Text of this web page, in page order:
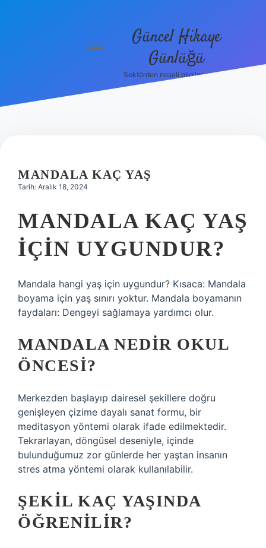
Hakkımızda
menüyü
Güncel Hikaye
Günlüğü
Sektörden neşeli bilgilerle tanış!
MANDALA KAÇ YAŞ
Tarih: Aralık 18, 2024
MANDALA KAÇ YAŞ
IÇIN UYGUNDUR?
Mandala hangi yaş için uygundur? Kısaca: Mandala
boyama için yaş sınırı yoktur. Mandala boyamanın
faydaları: Dengeyi sağlamaya yardımcı olur.
MANDALA NEDIR OKUL
ÖNCESI?
Merkezden başlayıp dairesel şekillere doğru
genişleyen çizime dayalı sanat formu, bir
meditasyon yöntemi olarak ifade edilmektedir.
Tekrarlayan, döngüsel deseniyle, içinde
bulunduğumuz zor günlerde her yaştan insanın
stres atma yöntemi olarak kullanılabilir.
ŞEKIL KAÇ YAŞINDA
ÖĞRENILIR?